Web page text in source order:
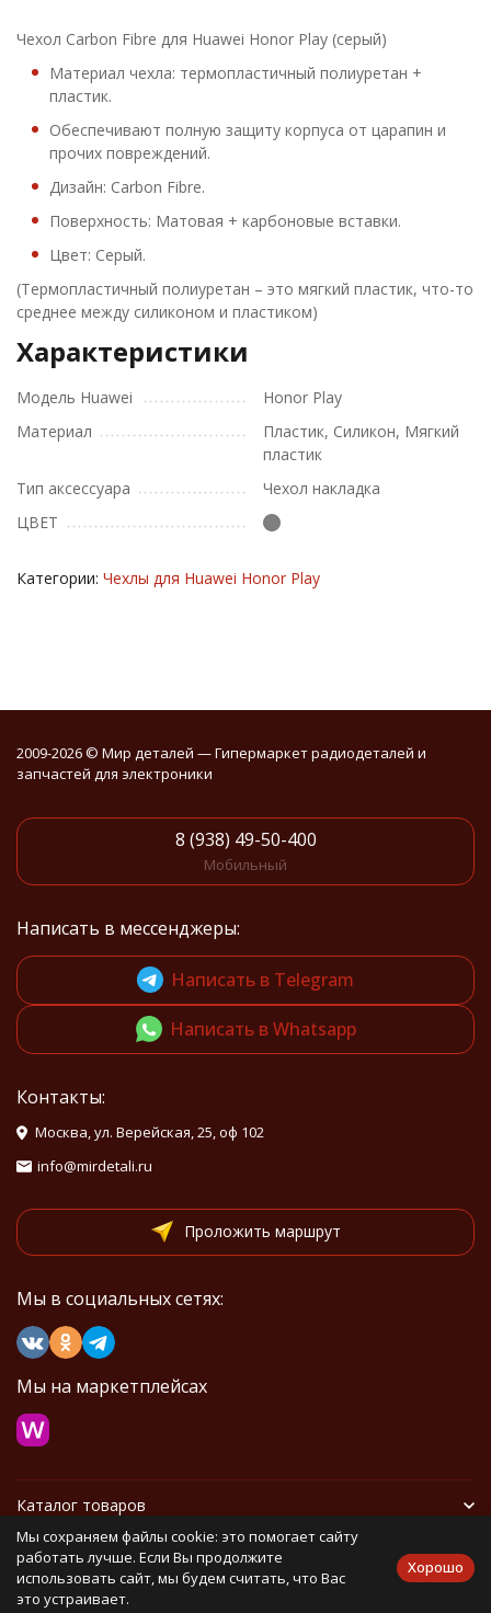
Чехол Carbon Fibre для Huawei Honor Play (серый)
Материал чехла: термопластичный полиуретан +
пластик.
Обеспечивают полную защиту корпуса от царапин и
прочих повреждений.
Дизайн: Carbon Fibre.
Поверхность: Матовая + карбоновые вставки.
Цвет: Серый.
(Термопластичный полиуретан – это мягкий пластик, что-то
среднее между силиконом и пластиком)
Характеристики
Модель Huawei
Honor Play
Материал
Пластик, Силикон, Мягкий
пластик
Тип аксессуара
Чехол накладка
ЦВЕТ
Категории: Чехлы для Huawei Honor Play
2009-2026 © Мир деталей — Гипермаркет радиодеталей и
запчастей для электроники
8 (938) 49-50-400
Мобильный
Написать в мессенджеры:
Написать в Telegram
Написать в Whatsapp
Контакты:
Москва, ул. Верейская, 25, оф 102
info@mirdetali.ru
Проложить маршрут
Мы в социальных сетях:
Мы на маркетплейсах
Каталог товаров
Информация
Мы сохраняем файлы cookie: это помогает сайту
работать лучше. Если Вы продолжите
использовать сайт, мы будем считать, что Вас
это устраивает.
Хорошо